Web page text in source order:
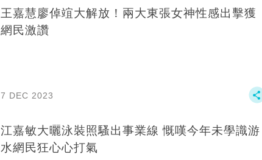
王嘉慧廖倬竩大解放！兩大東張女神性感出擊獲
網民激讚
7 DEC 2023
江嘉敏大曬泳裝照騷出事業線 慨嘆今年未學識游
水網民狂心心打氣